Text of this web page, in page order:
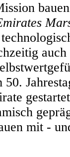
auch
50.
mit -